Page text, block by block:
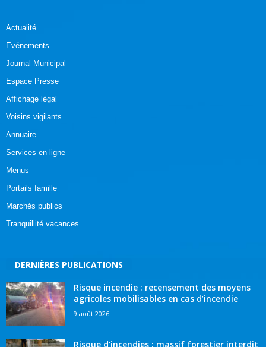
Actualité
Evénements
Journal Municipal
Espace Presse
Affichage légal
Voisins vigilants
Annuaire
Services en ligne
Menus
Portails famille
Marchés publics
Tranquillité vacances
DERNIÈRES PUBLICATIONS
Risque incendie : recensement des moyens
agricoles mobilisables en cas d’incendie
9 août 2026
Risque d’incendies : massif forestier interdit